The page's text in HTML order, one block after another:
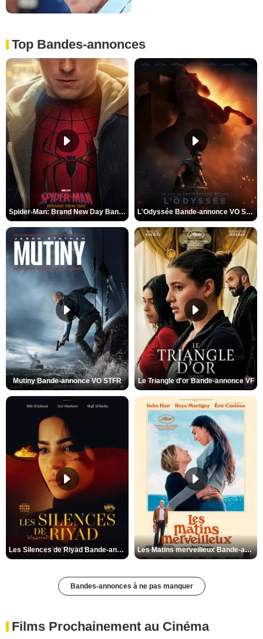
Top Bandes-annonces
Spider-Man: Brand New Day Bande-annonce VO STFR L'Odyssée Bande-annonce VO STFR
Mutiny Bande-annonce VO STFR Le Triangle d'or Bande-annonce VF
Les Silences de Riyad Bande-annonce VO STFR Les Matins merveilleux Bande-annonce VF
Bandes-annonces à ne pas manquer
Films Prochainement au Cinéma